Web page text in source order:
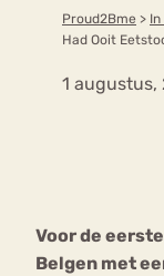
Proud2Bme > In
Had Ooit
1 augustus,
Voor de
Belgen met
VEEL
osa